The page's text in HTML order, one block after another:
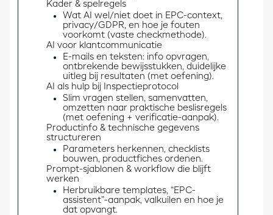
Kader & spelregels
Wat AI wel/niet doet in EPC-context,
privacy/GDPR, en hoe je fouten
voorkomt (vaste checkmethode).
AI voor klantcommunicatie
E-mails en teksten: info opvragen,
ontbrekende bewijsstukken, duidelijke
uitleg bij resultaten (met oefening).
AI als hulp bij Inspectieprotocol
Slim vragen stellen, samenvatten,
omzetten naar praktische beslisregels
(met oefening + verificatie-aanpak).
Productinfo & technische gegevens
structureren
Parameters herkennen, checklists
bouwen, productfiches ordenen.
Prompt-sjablonen & workflow die blijft
werken
Herbruikbare templates, “EPC-
assistent”-aanpak, valkuilen en hoe je
dat opvangt.